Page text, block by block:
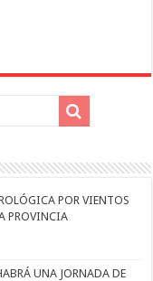
POR VIENTOS
PROVINCIA
UNA JORNADA DE